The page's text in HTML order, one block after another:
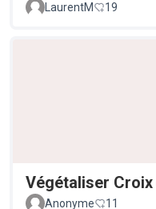
LaurentM 19
Végétaliser
Anonyme
11